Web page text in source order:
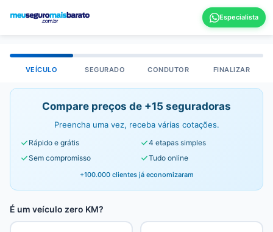
VEÍCULO SEGURADO CONDUTOR FINALIZAR
Compare preços de +15 seguradoras
Preencha uma vez, receba várias cotações.
Rápido e grátis
4 etapas simples
Sem compromisso
Tudo online
+100.000 clientes já economizaram
É um veículo zero KM?